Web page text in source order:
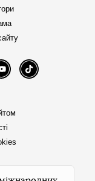
YouTube TikTok